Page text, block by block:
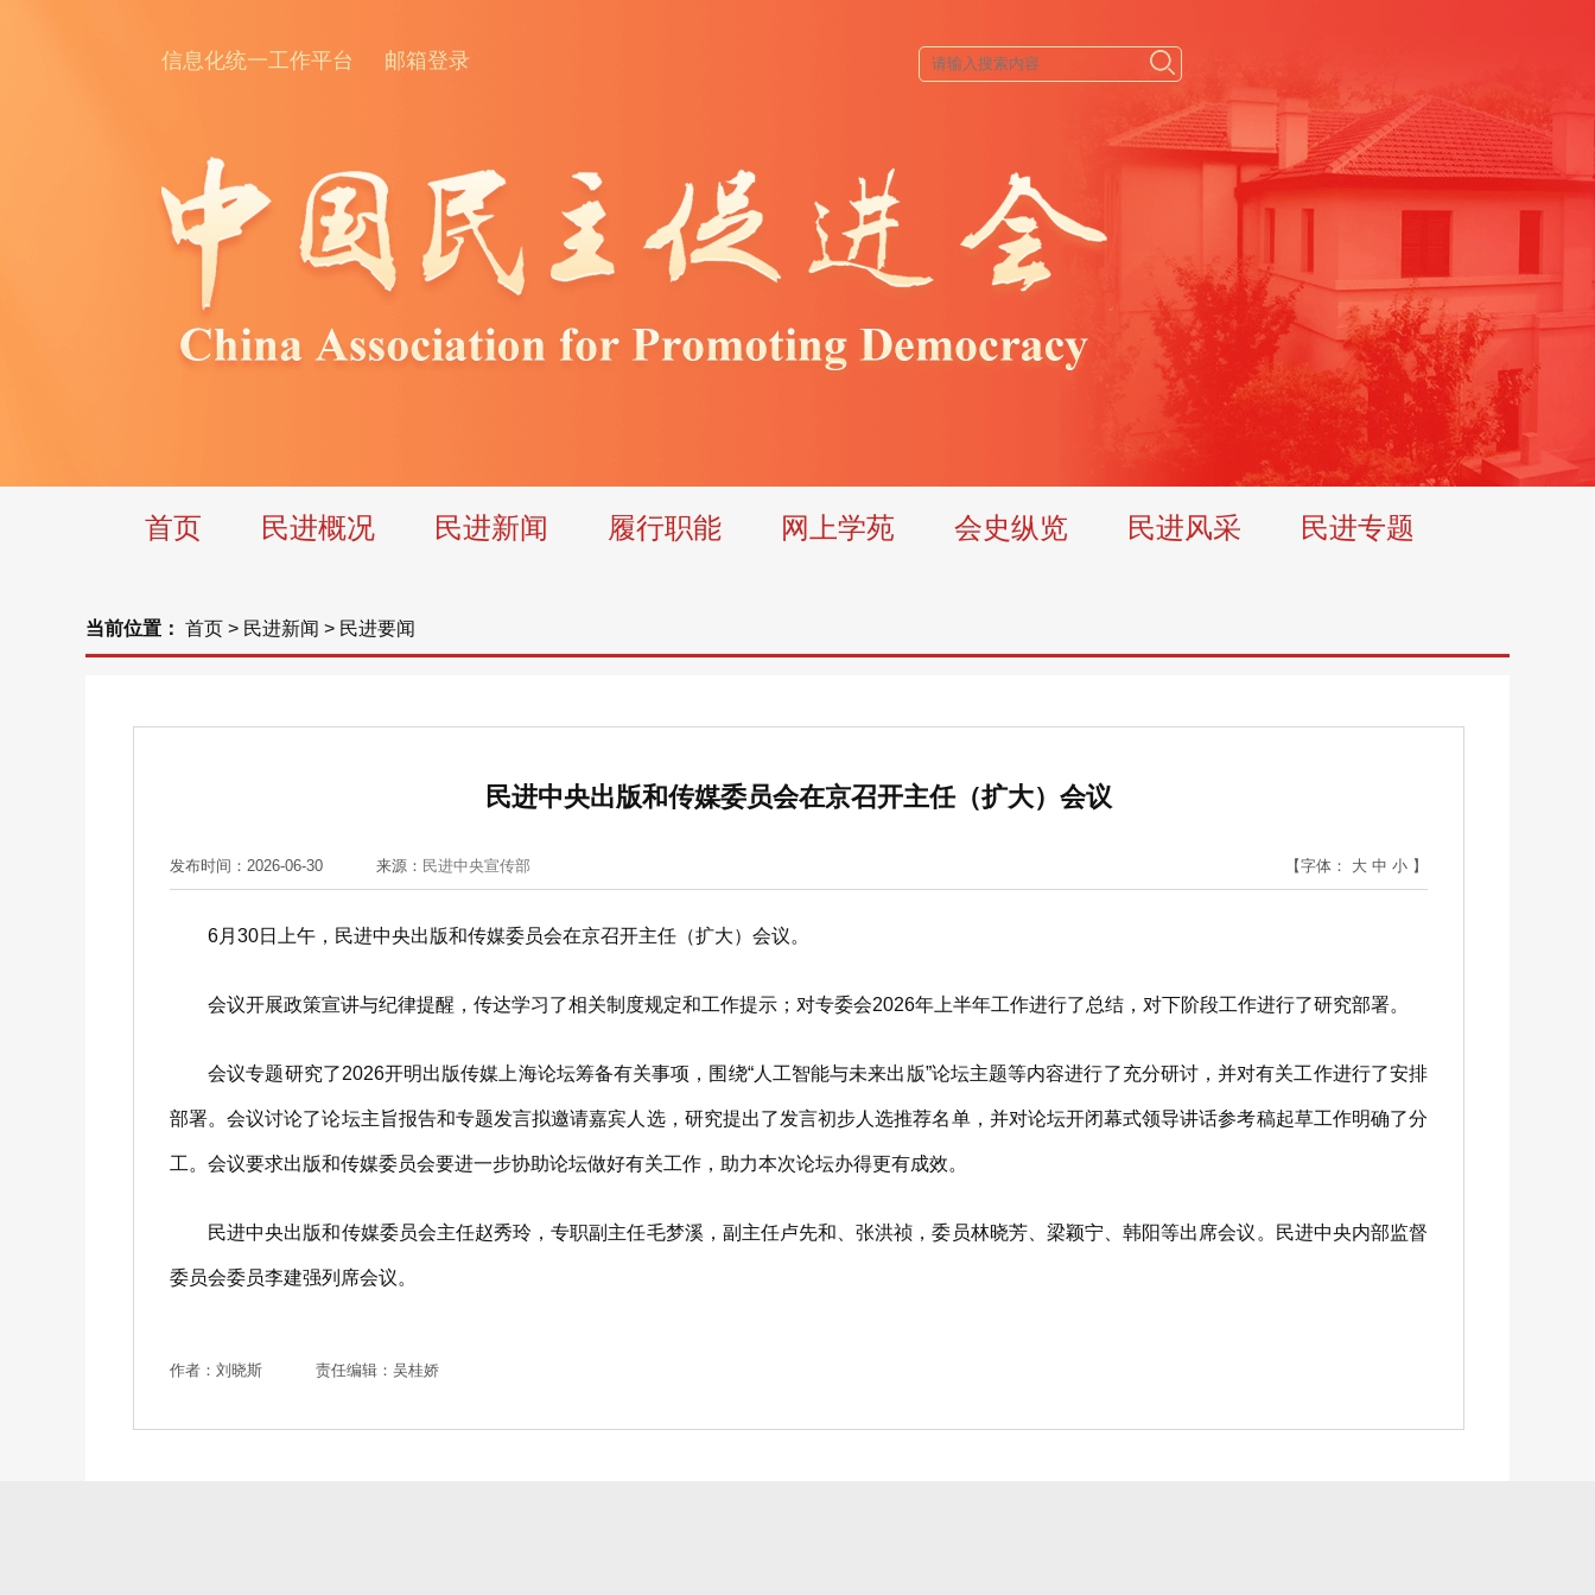
信息化统一工作平台 邮箱登录
首页 民进概况 民进新闻 履行职能 网上学苑 会史纵览 民进风采 民进专题
当前位置： 首页 > 民进新闻 > 民进要闻
民进中央出版和传媒委员会在京召开主任（扩大）会议
发布时间：2026-06-30 来源： 民进中央宣传部 【字体： 大 中 小 】
6月30日上午，民进中央出版和传媒委员会在京召开主任（扩大）会议。
会议开展政策宣讲与纪律提醒，传达学习了相关制度规定和工作提示；对专委会2026年上半年工作进行了总结，对下阶段工作进行了研究部署。
会议专题研究了2026开明出版传媒上海论坛筹备有关事项，围绕“人工智能与未来出版”论坛主题等内容进行了充分研讨，并对有关工作进行了安排
部署。会议讨论了论坛主旨报告和专题发言拟邀请嘉宾人选，研究提出了发言初步人选推荐名单，并对论坛开闭幕式领导讲话参考稿起草工作明确了分
工。会议要求出版和传媒委员会要进一步协助论坛做好有关工作，助力本次论坛办得更有成效。
民进中央出版和传媒委员会主任赵秀玲，专职副主任毛梦溪，副主任卢先和、张洪祯，委员林晓芳、梁颖宁、韩阳等出席会议。民进中央内部监督
委员会委员李建强列席会议。
作者：刘晓斯 责任编辑：吴桂娇